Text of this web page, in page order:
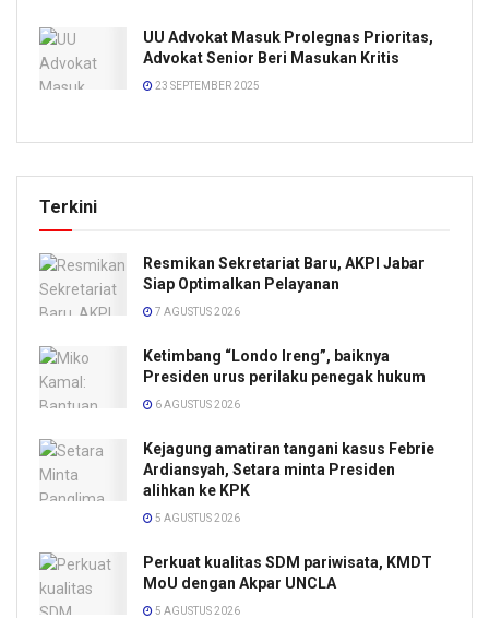
UU Advokat Masuk Prolegnas Prioritas,
Advokat Senior Beri Masukan Kritis
23 SEPTEMBER 2025
Terkini
Resmikan Sekretariat Baru, AKPI Jabar
Siap Optimalkan Pelayanan
7 AGUSTUS 2026
Ketimbang “Londo Ireng”, baiknya
Presiden urus perilaku penegak hukum
6 AGUSTUS 2026
Kejagung amatiran tangani kasus Febrie
Ardiansyah, Setara minta Presiden
alihkan ke KPK
5 AGUSTUS 2026
Perkuat kualitas SDM pariwisata, KMDT
MoU dengan Akpar UNCLA
5 AGUSTUS 2026